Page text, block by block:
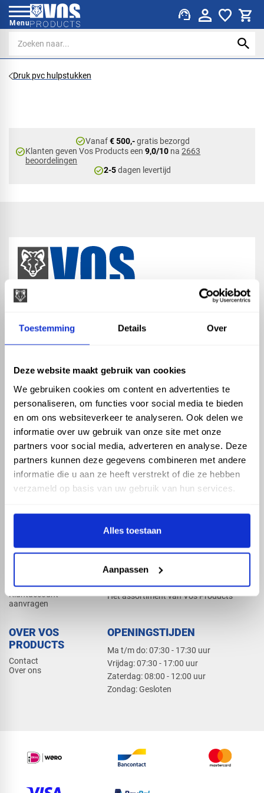
Toestemming Details Over
Deze website maakt gebruik van cookies
We gebruiken cookies om content en advertenties te
personaliseren, om functies voor social media te bieden
en om ons websiteverkeer te analyseren. Ook delen we
informatie over uw gebruik van onze site met onze
partners voor social media, adverteren en analyse. Deze
partners kunnen deze gegevens combineren met andere
informatie die u aan ze heeft verstrekt of die ze hebben
verzameld op basis van uw gebruik van hun services.
Alles toestaan
Aanpassen
Menu support_agent
Druk pvc hulpstukken
check_circleVanaf€ 500,-gratis bezorgd
check_circleKlanten geven Vos Products een9,0/10 na2663
beoordelingen
check_circle2-5dagen levertijd
ASSORTIMENT
Hemelwaterafvoer
Drukleiding
Beregening
Dak en gevel
KENNIS EN HULP
Klantenservice
Kennisbank
Klantaccount
aanvragen
PRODUCTCATALOGUS 2026
Het assortiment van Vos Products
OVER VOS
PRODUCTS
Contact
Over ons
OPENINGSTIJDEN
Ma t/m do: 07:30 - 17:30 uur
​Vrijdag: 07:30 - 17:00 uur
​Zaterdag: 08:00 - 12:00 uur
​Zondag: Gesloten
phone_enabled +31 416 75 02 55
mail info@vosproducts.nl
check_circleDé bouwmarkt van Altena
check_circle Direct uit grote voorraad geleverd met eigen transport
check_circleLevering in NL en BE